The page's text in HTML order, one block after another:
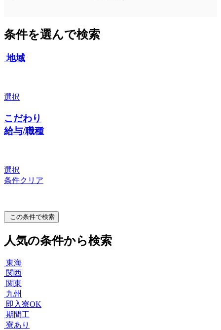
条件を選んで検索
地域
選択
こだわり
給与/職種
選択
条件クリア
この条件で検索
人気の条件から検索
東海
関西
関東
九州
即入寮OK
期間工
寮あり